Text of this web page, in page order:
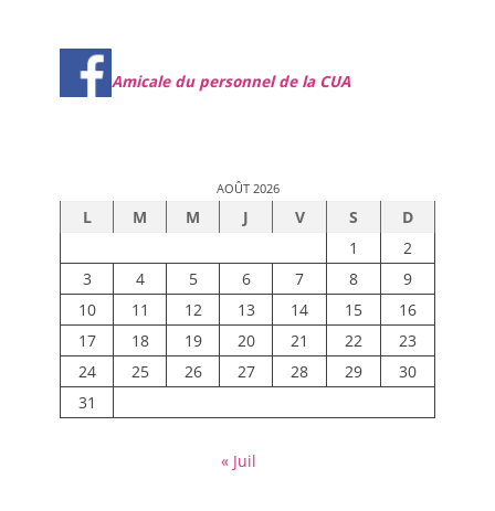
Amicale du personnel de la CUA
AOÛT 2026
L M M J V S
D
1
2
3
4 5 6 7 8
9
10
11 12 13 14 15
16
17
18 19 20 21 22
23
24
25 26 27 28 29
30
31
« Juil